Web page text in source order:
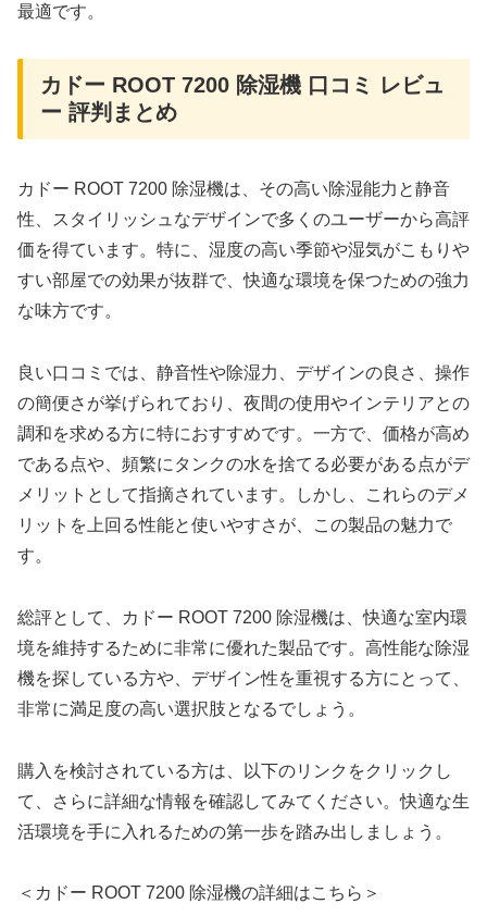
最適です。
カドー ROOT 7200 除湿機 口コミ レビュ
ー 評判まとめ
カドー ROOT 7200 除湿機は、その高い除湿能力と静音
性、スタイリッシュなデザインで多くのユーザーから高評
価を得ています。特に、湿度の高い季節や湿気がこもりや
すい部屋での効果が抜群で、快適な環境を保つための強力
な味方です。
良い口コミでは、静音性や除湿力、デザインの良さ、操作
の簡便さが挙げられており、夜間の使用やインテリアとの
調和を求める方に特におすすめです。一方で、価格が高め
である点や、頻繁にタンクの水を捨てる必要がある点がデ
メリットとして指摘されています。しかし、これらのデメ
リットを上回る性能と使いやすさが、この製品の魅力で
す。
総評として、カドー ROOT 7200 除湿機は、快適な室内環
境を維持するために非常に優れた製品です。高性能な除湿
機を探している方や、デザイン性を重視する方にとって、
非常に満足度の高い選択肢となるでしょう。
購入を検討されている方は、以下のリンクをクリックし
て、さらに詳細な情報を確認してみてください。快適な生
活環境を手に入れるための第一歩を踏み出しましょう。
＜カドー ROOT 7200 除湿機の詳細はこちら＞